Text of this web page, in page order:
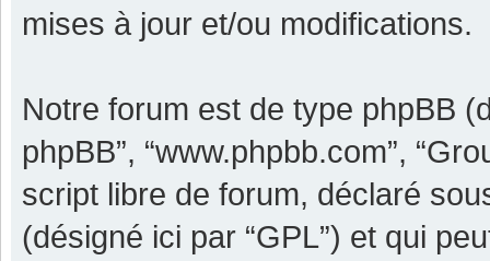
mises à jour et/ou modifications.
Notre forum est de type phpBB
phpBB”, “www.phpbb.com”,
script libre de forum, déclaré
(désigné ici par “GPL”) et qui